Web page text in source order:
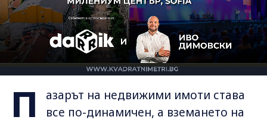
П
азарът на недвижими имоти става
все по-динамичен, а вземането на